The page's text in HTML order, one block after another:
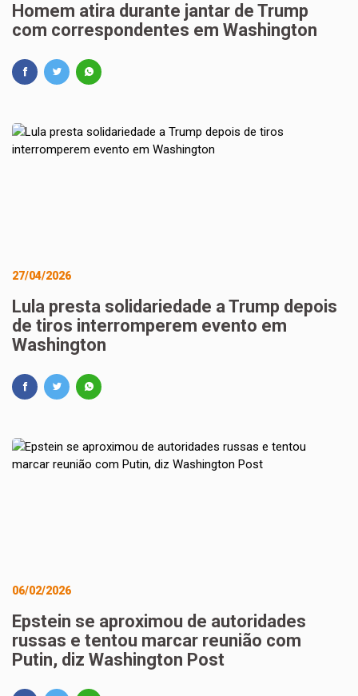
Homem atira durante jantar de Trump
com correspondentes em Washington
27/04/2026
Lula presta solidariedade a Trump depois
de tiros interromperem evento em
Washington
06/02/2026
Epstein se aproximou de autoridades
russas e tentou marcar reunião com
Putin, diz Washington Post